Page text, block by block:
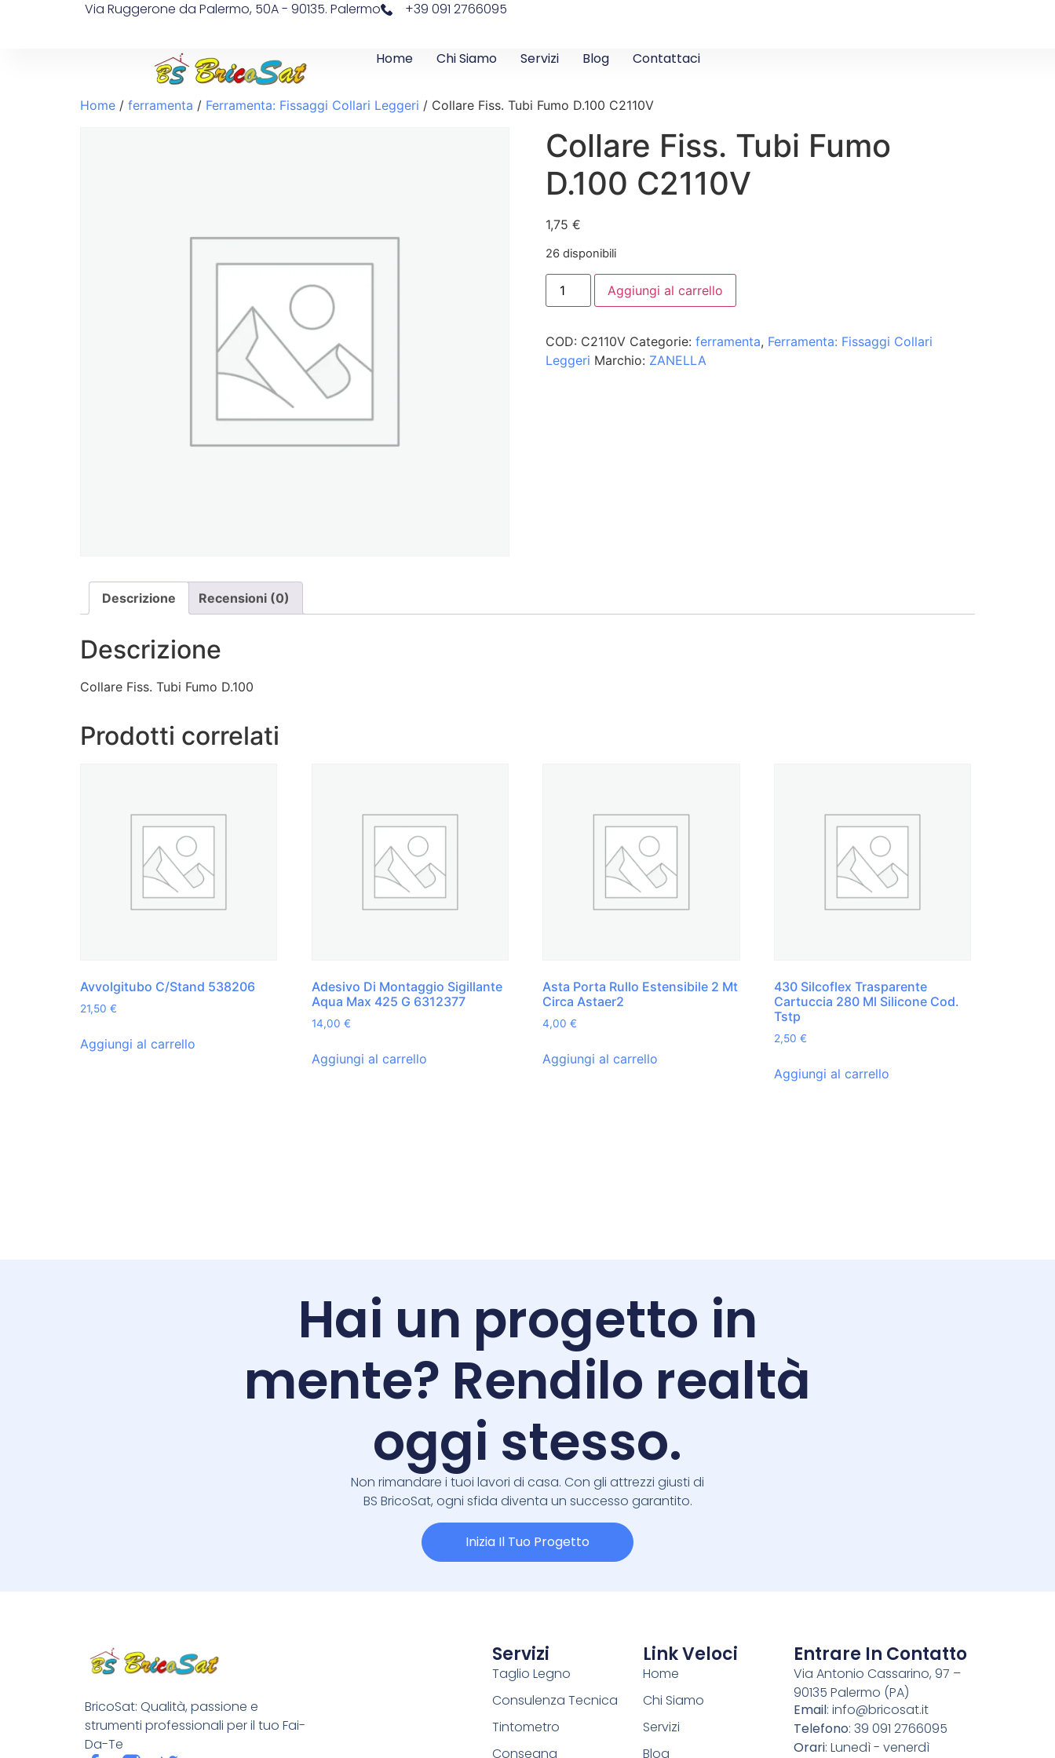
Via Ruggerone da Palermo, 50A - 90135. Palermo +39 091 2766095
Home Chi Siamo Servizi Blog Contattaci
Home / ferramenta / Ferramenta: Fissaggi Collari Leggeri / Collare Fiss. Tubi Fumo D.100 C2110V
Collare Fiss. Tubi Fumo
D.100 C2110V
1,75 €
26 disponibili
Aggiungi al carrello
COD: C2110V Categorie: ferramenta, Ferramenta: Fissaggi Collari
Leggeri Marchio: ZANELLA
Descrizione Recensioni (0)
Descrizione
Collare Fiss. Tubi Fumo D.100
Prodotti correlati
Avvolgitubo C/Stand 538206
21,50 €
Aggiungi al carrello
Adesivo Di Montaggio Sigillante
Aqua Max 425 G 6312377
14,00 €
Aggiungi al carrello
Asta Porta Rullo Estensibile 2 Mt
Circa Astaer2
4,00€
Aggiungi al carrello
430 Silcoflex Trasparente
Cartuccia 280 Ml Silicone Cod.
Tstp
2,50€
Aggiungi al carrello
Hai un progetto in
mente? Rendilo realtà
oggi stesso.
Non rimandare i tuoi lavori di casa. Con gli attrezzi giusti di
BS BricoSat, ogni sfida diventa un successo garantito.
Inizia Il Tuo Progetto
BricoSat: Qualità, passione e
strumenti professionali per il tuo Fai-
Da-Te
Servizi
Taglio Legno
Consulenza Tecnica
Tintometro
Consegna
Link Veloci
Home
Chi Siamo
Servizi
Blog
Entrare In Contatto
Via Antonio Cassarino, 97 –
90135 Palermo (PA)
Email: info@bricosat.it
Telefono: 39 091 2766095
Orari: Lunedì - venerdì